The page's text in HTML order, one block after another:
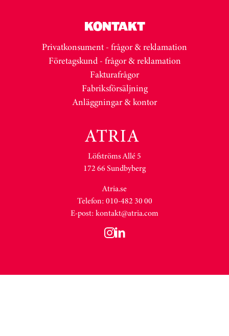
KONTAKT
Privatkonsument - frågor & reklamation
Företagskund - frågor & reklamation
Fakturafrågor
Fabriksförsäljning
Anläggningar & kontor
Löfströms Allé 5
172 66 Sundbyberg
Atria.se
Telefon: 010-482 30 00
E-post: kontakt@atria.com